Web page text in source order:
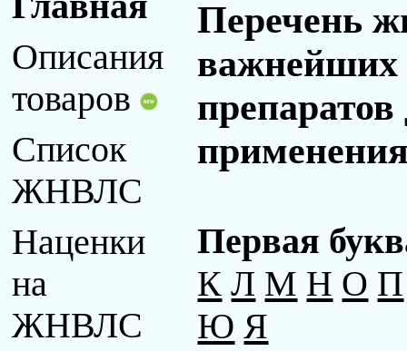
Описания
товаров
Список
ЖНВЛС
Наценки
на
ЖНВЛС
Перечень
важнейших
Первая
К Л М Н О П
Ю Я